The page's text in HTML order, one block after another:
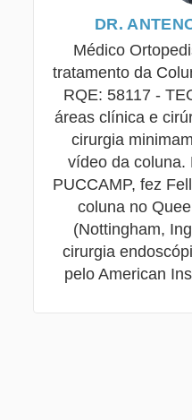
DR.
Médico
tratamento da
RQE: 58117 -
áreas clínica e
cirurgia
vídeo da coluna.
PUCCAMP, fez
coluna no
(Nottingham,
cirurgia
pelo American